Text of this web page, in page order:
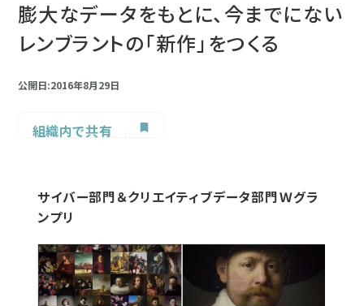
膨大なデータをもとに、今までにない
レンブラントの「新作」をつくる
公開日:2016年8月29日
組織内で共有
サイバー部門＆クリエイティブデータ部門Ｗグラ
ンプリ